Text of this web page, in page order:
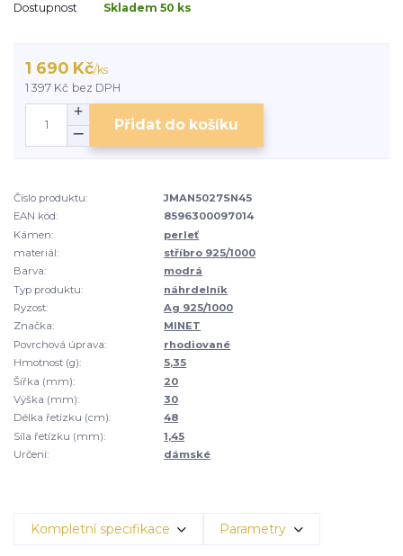
Dostupnost Skladem 50 ks
1 690 Kč/ks
1 397 Kč bez DPH
Přidat do košíku
Číslo produktu:
JMAN5027SN45
EAN kód:
8596300097014
Kámen:
perleť
materiál:
stříbro 925/1000
Barva:
modrá
Typ produktu:
náhrdelník
Ryzost:
Ag 925/1000
Značka:
MINET
Povrchová úprava:
rhodiované
Hmotnost (g):
5,35
Šířka (mm):
20
Výška (mm):
30
Délka řetízku (cm):
48
Síla řetízku (mm):
1,45
Určení:
dámské
Kompletní specifikace Parametry